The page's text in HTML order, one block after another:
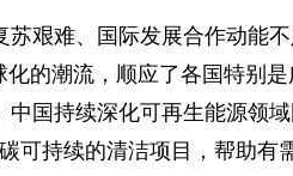
苏艰难、国际发展合作动能
的潮流，顺应了各国特别
国持续深化可再生能源领
可持续的清洁项目，帮助有